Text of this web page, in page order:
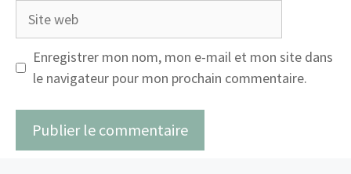
Site
Enregistrer mon nom, mon e-mail et mon site dans
le navigateur pour mon prochain commentaire.